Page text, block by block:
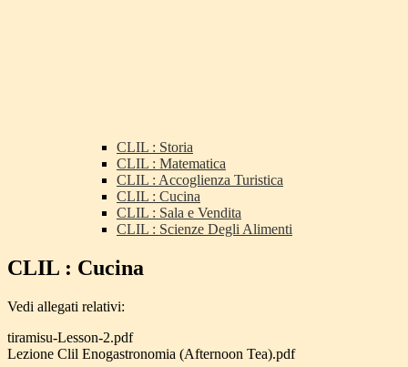
CLIL : Storia
CLIL : Matematica
CLIL : Accoglienza Turistica
CLIL : Cucina
CLIL : Sala e Vendita
CLIL : Scienze Degli Alimenti
CLIL : Cucina
Vedi allegati relativi:
tiramisu-Lesson-2.pdf
Lezione Clil Enogastronomia (Afternoon Tea).pdf